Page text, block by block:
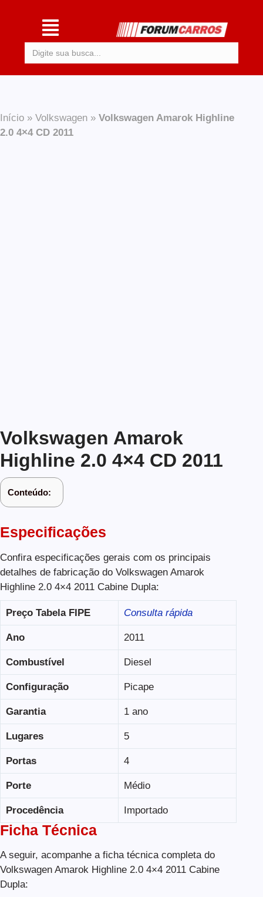
Início » Volkswagen » Volkswagen Amarok Highline
2.0 4×4 CD 2011
Volkswagen Amarok
Highline 2.0 4×4 CD 2011
Conteúdo:
Especificações
Confira especificações gerais com os principais
detalhes de fabricação do Volkswagen Amarok
Highline 2.0 4×4 2011 Cabine Dupla:
Preço Tabela FIPE Consulta rápida
Ano 2011
Combustível Diesel
Configuração Picape
Garantia 1 ano
Lugares 5
Portas 4
Porte Médio
Procedência Importado
Ficha Técnica
A seguir, acompanhe a ficha técnica completa do
Volkswagen Amarok Highline 2.0 4×4 2011 Cabine
Dupla: